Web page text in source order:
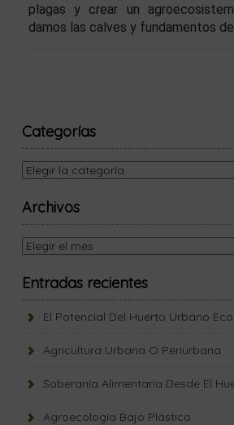
plagas y crear un
damos las calves y fundamentos
Categorías
Categorías
Archivos
Archivos
Entradas recientes
El Potencial Del Huerto Urbano
Agricultura Urbana O Periurbana
Soberanía Alimentaria Desde El
Agroecología Bajo Plástico